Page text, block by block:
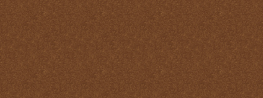
Ángeles
La Santa Misa y los Santos
La Santa Misa y nuestra
transformación en Cristo
La suprema adoración
Las cuatro finalidades de
la Santa Misa